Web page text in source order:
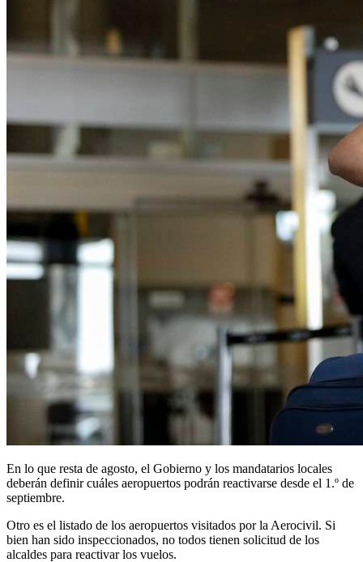
En lo que resta de agosto, el Gobierno y los mandatarios locales
deberán definir cuáles aeropuertos podrán reactivarse desde el 1.º de
septiembre.
Otro es el listado de los aeropuertos visitados por la Aerocivil. Si
bien han sido inspeccionados, no todos tienen solicitud de los
alcaldes para reactivar los vuelos.